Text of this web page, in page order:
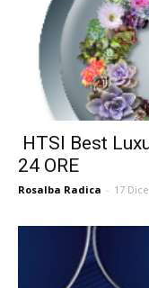
HTSI Best
24 ORE
Rosalba Radica - 17